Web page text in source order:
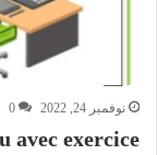
نوفمبر 24, 2022 0
avec exercice